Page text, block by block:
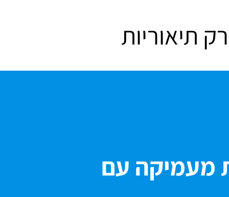
תיאוריות
מעמיקה עם